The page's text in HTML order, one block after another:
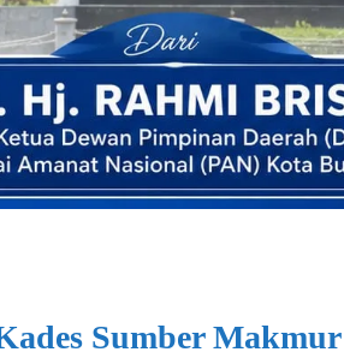
Sumber Makmur